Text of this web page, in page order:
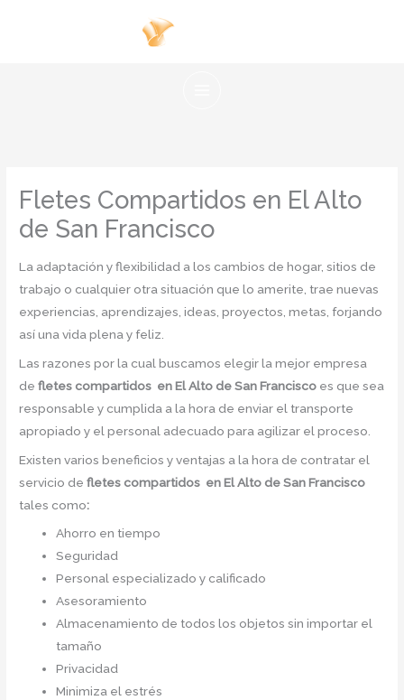
Fletes Compartidos en El Alto
de San Francisco
La adaptación y flexibilidad a los cambios de hogar, sitios de
trabajo o cualquier otra situación que lo amerite, trae nuevas
experiencias, aprendizajes, ideas, proyectos, metas, forjando
así una vida plena y feliz.
Las razones por la cual buscamos elegir la mejor empresa
de fletes compartidos en El Alto de San Francisco es que sea
responsable y cumplida a la hora de enviar el transporte
apropiado y el personal adecuado para agilizar el proceso.
Existen varios beneficios y ventajas a la hora de contratar el
servicio defletes compartidos en El Alto de San Francisco
tales como:
Ahorro en tiempo
Seguridad
Personal especializado y calificado
Asesoramiento
Almacenamiento de todos los objetos sin importar el
tamaño
Privacidad
Minimiza el estrés